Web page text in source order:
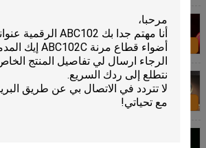
بقيادة الشريط DC24V 10 ملم العرض
اتصل بنا
بقعة الحرة فليب رقاقة البوليفيين
ارتفاع التجويف 24V 384 المصابيح / م 3 سنوات الضمان
اتصل بنا